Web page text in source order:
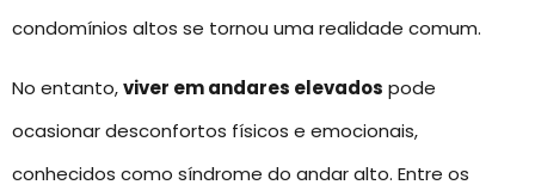
condomínios altos se tornou uma realidade comum.
No entanto,viver em andares elevados pode
ocasionar desconfortos físicos e emocionais,
conhecidos como síndrome do andar alto. Entre os